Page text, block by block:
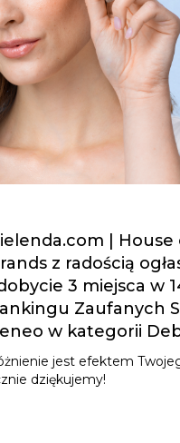
|
z radością
3 miejsca w
Zaufanych
w kategorii
jest efektem
dziękujemy!